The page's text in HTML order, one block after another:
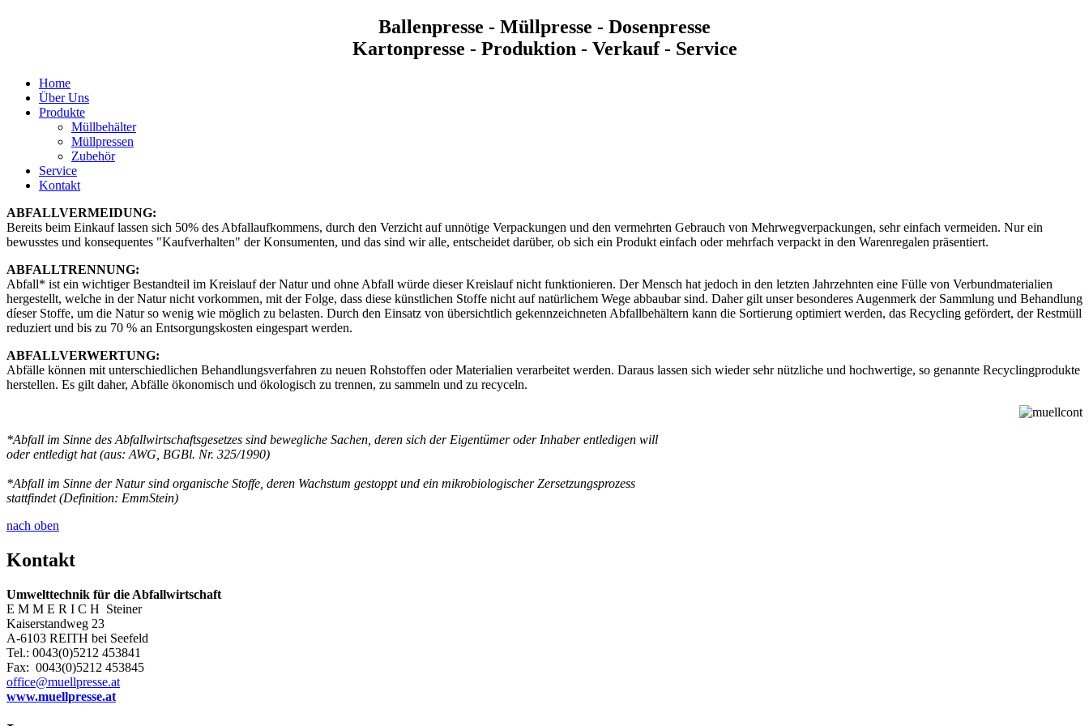
Ballenpresse - Müllpresse - Dosenpresse
Kartonpresse - Produktion - Verkauf - Service
Home
Über Uns
Produkte
Müllbehälter
Müllpressen
Zubehör
Service
Kontakt
ABFALLVERMEIDUNG:
Bereits beim Einkauf lassen sich 50% des Abfallaufkommens, durch den Verzicht auf unnötige Verpackungen und den vermehrten Gebrauch von Mehrwegverpackungen, sehr einfach vermeiden. Nur ein
bewusstes und konsequentes "Kaufverhalten" der Konsumenten, und das sind wir alle, entscheidet darüber, ob sich ein Produkt einfach oder mehrfach verpackt in den Warenregalen präsentiert.
ABFALLTRENNUNG:
Abfall* ist ein wichtiger Bestandteil im Kreislauf der Natur und ohne Abfall würde dieser Kreislauf nicht funktionieren. Der Mensch hat jedoch in den letzten Jahrzehnten eine Fülle von Verbundmaterialien
hergestellt, welche in der Natur nicht vorkommen, mit der Folge, dass diese künstlichen Stoffe nicht auf natürlichem Wege abbaubar sind. Daher gilt unser besonderes Augenmerk der Sammlung und Behandlung
díeser Stoffe, um die Natur so wenig wie möglich zu belasten. Durch den Einsatz von übersichtlich gekennzeichneten Abfallbehältern kann die Sortierung optimiert werden, das Recycling gefördert, der Restmüll
reduziert und bis zu 70 % an Entsorgungskosten eingespart werden.
ABFALLVERWERTUNG:
Abfälle können mit unterschiedlichen Behandlungsverfahren zu neuen Rohstoffen oder Materialien verarbeitet werden. Daraus lassen sich wieder sehr nützliche und hochwertige, so genannte Recyclingprodukte
herstellen. Es gilt daher, Abfälle ökonomisch und ökologisch zu trennen, zu sammeln und zu recyceln.
*Abfall im Sinne des Abfallwirtschaftsgesetzes sind bewegliche Sachen, deren sich der Eigentümer oder Inhaber entledigen will
oder entledigt hat (aus: AWG, BGBl. Nr. 325/1990)
*Abfall im Sinne der Natur sind organische Stoffe, deren Wachstum gestoppt und ein mikrobiologischer Zersetzungsprozess
stattfindet (Definition: EmmStein)
nach oben
Kontakt
Umwelttechnik für die Abfallwirtschaft
E M M E R I C H Steiner
Kaiserstandweg 23
A-6103 REITH bei Seefeld
Tel.: 0043(0)5212 453841
Fax: 0043(0)5212 453845
office@muellpresse.at
www.muellpresse.at